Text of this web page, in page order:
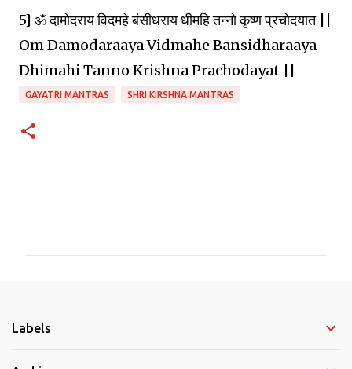
5] ॐ दामोदराय विदमहे बंसीधराय धीमहि तन्नो कृष्ण प्रचोदयात ||
Om Damodaraaya Vidmahe Bansidharaaya
Dhimahi Tanno Krishna Prachodayat ||
GAYATRI MANTRAS SHRI KIRSHNA MANTRAS
n
Labels